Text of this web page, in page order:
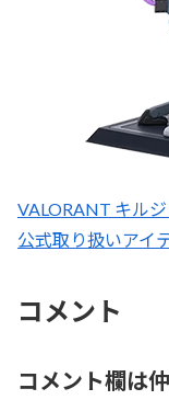
VALORANT キル
公式取り扱いアイ
コメント
コメント欄は